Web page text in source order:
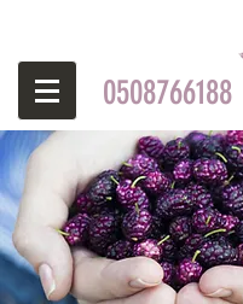
0508766188